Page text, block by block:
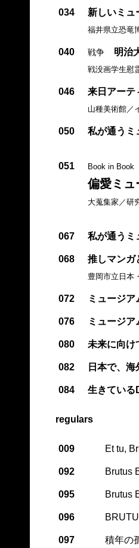
034 新しいミュ
福井県立恐竜
040 戦争 明治
戦没画学生慰
046 来日アーテ
山種美術館／
050 私が通うミ
051 Book in Book
偏愛ミュ
大蒐集家／研
067 私が通うミ
068 推しマンガ
豊岡市立日本
072 ミュージ
076 ミュージア
080 未来に向け
082 日本で、海
084 生きている
regulars
009 Et tu,
092 Brutus
095 Brutus
096
097 積年の